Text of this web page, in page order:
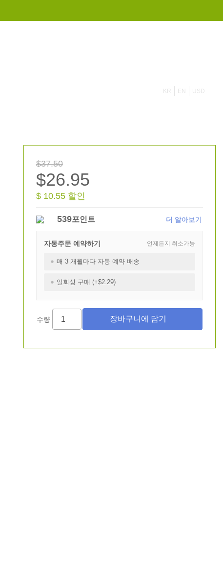
KR EN USD
$37.50
$26.95
$ 10.55 할인
539포인트 더 알아보기
언제든지 취소가능
자동주문 예약하기
매 3 개월마다 자동 예약 배송
일회성 구매 (+$2.29)
수량